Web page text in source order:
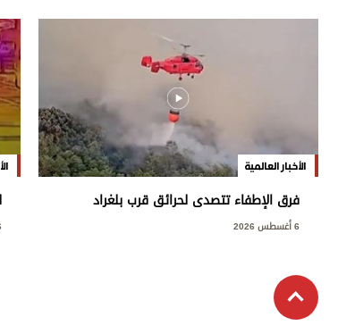
الأخبار العالمية
فرق الإطفاء تتصدى لحرائق قرب بلغراد
6 أغسطس 2026 6